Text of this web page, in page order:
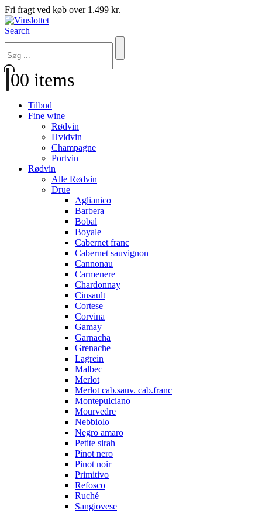
Fri fragt ved køb over 1.499 kr.
Search
00 items
Tilbud
Fine wine
Rødvin
Hvidvin
Champagne
Portvin
Rødvin
Alle Rødvin
Drue
Aglianico
Barbera
Bobal
Boyale
Cabernet franc
Cabernet sauvignon
Cannonau
Carmenere
Chardonnay
Cinsault
Cortese
Corvina
Gamay
Garnacha
Grenache
Lagrein
Malbec
Merlot
Merlot cab.sauv. cab.franc
Montepulciano
Mourvedre
Nebbiolo
Negro amaro
Petite sirah
Pinot nero
Pinot noir
Primitivo
Refosco
Ruché
Sangiovese